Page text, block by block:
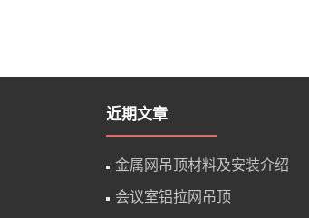
近期文章
金属网吊顶材料及安装介绍
会议室铝拉网吊顶